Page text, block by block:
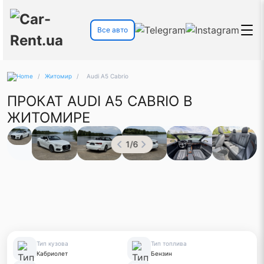
Все авто
/ Житомир / Audi A5 Cabrio
ПРОКАТ AUDI A5 CABRIO В
ЖИТОМИРЕ
1/6
Тип кузова
Кабриолет
Тип топлива
Бензин